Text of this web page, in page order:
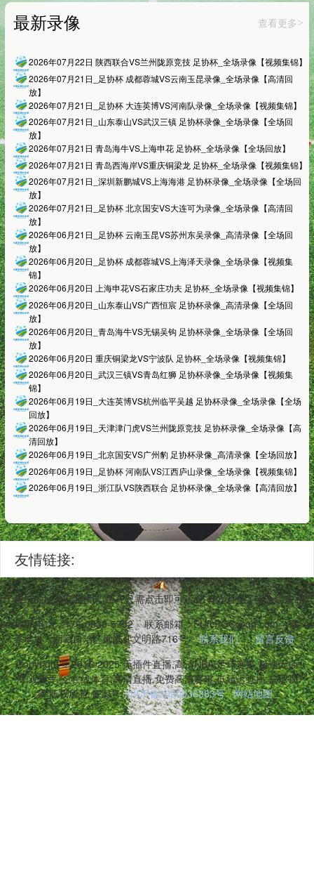
最新录像 查看更多>
2026年07月22日 陕西联合VS兰州陇原竞技 足协杯_全场录像【视频集锦】
2026年07月21日_足协杯 成都蓉城VS云南玉昆录像_全场录像【高清回
放】
2026年07月21日_足协杯 大连英博VS河南队录像_全场录像【视频集锦】
2026年07月21日_山东泰山VS武汉三镇 足协杯录像_全场录像【全场回
放】
2026年07月21日 青岛海牛VS上海申花 足协杯_全场录像【全场回放】
2026年07月21日 青岛西海岸VS重庆铜梁龙 足协杯_全场录像【视频集锦】
2026年07月21日_深圳新鹏城VS上海海港 足协杯录像_全场录像【全场回
放】
2026年07月21日_足协杯 北京国安VS大连可为录像_全场录像【高清回
放】
2026年06月21日_足协杯 云南玉昆VS苏州东吴录像_高清录像【全场回
放】
2026年06月20日_足协杯 成都蓉城VS上海泽天录像_全场录像【视频集
锦】
2026年06月20日 上海申花VS石家庄功夫 足协杯_全场录像【视频集锦】
2026年06月20日_山东泰山VS广西恒宸 足协杯录像_高清录像【全场回
放】
2026年06月20日_青岛海牛VS无锡吴钩 足协杯录像_全场录像【全场回
放】
2026年06月20日 重庆铜梁龙VS宁波队 足协杯_全场录像【视频集锦】
2026年06月20日_武汉三镇VS青岛红狮 足协杯录像_全场录像【视频集
锦】
2026年06月19日_大连英博VS杭州临平吴越 足协杯录像_全场录像【全场
回放】
2026年06月19日_天津津门虎VS兰州陇原竞技 足协杯录像_全场录像【高
清回放】
2026年06月19日_北京国安VS广州豹 足协杯录像_高清录像【全场回放】
2026年06月19日_足协杯 河南队VS江西庐山录像_全场录像【视频集锦】
2026年06月19日_浙江队VS陕西联合 足协杯录像_全场录像【高清回放】
友情链接:
统的插件安装模式,用户只需点击即可观看,有效避免了安全隐
联系电话：176-0838-5752
联系邮箱：FUfcPGC@qq.com
联
系地址：西藏自治区凤凰县文明路716号
联系我们
留言反馈
Copyright © 2016-2025 无插件直播,高清NBA,足球赛事,极速无插
件,观看平台,在线体育,高清直播,免费高清赛事,低延迟直播,篮球视
频 版权所有 备案号:川ICP备2020036383号 网站地图